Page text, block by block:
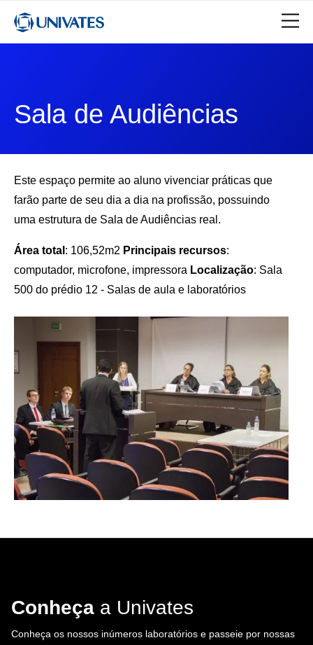
Sala de Audiências
Este espaço permite ao aluno vivenciar práticas que
farão parte de seu dia a dia na profissão, possuindo
uma estrutura de Sala de Audiências real.
Área total : 106,52m2 Principais recursos:
computador, microfone, impressora Localização: Sala
500 do prédio 12 - Salas de aula e laboratórios
Conheça a Univates
Conheça os nossos inúmeros laboratórios e passeie por nossas